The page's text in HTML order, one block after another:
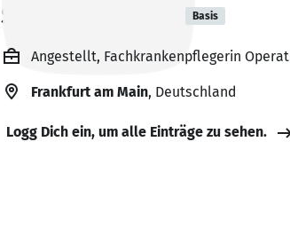
Sandra Knüpfer Basis
Angestellt, Fachkrankenpflegerin
Frankfurt am Main, Deutschland
Logg Dich ein, um alle Einträge zu sehen.